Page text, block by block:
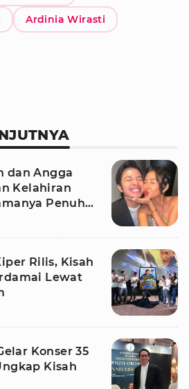
Ardinia Wirasti
dan Angga
Kelahiran
Penuh
Rilis, Kisah
Lewat
Konser 35
Kisah